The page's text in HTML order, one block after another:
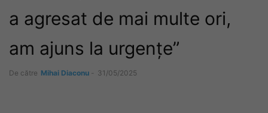
a agresat de mai multe ori,
am ajuns la urgențe”
De către Mihai Diaconu - 31/05/2025